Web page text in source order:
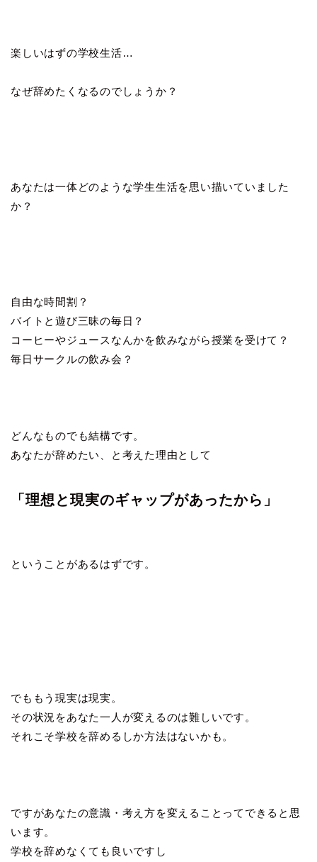
楽しいはずの学校生活…
なぜ辞めたくなるのでしょうか？
あなたは一体どのような学生生活を思い描いていました
か？
自由な時間割？
バイトと遊び三昧の毎日？
コーヒーやジュースなんかを飲みながら授業を受けて？
毎日サークルの飲み会？
どんなものでも結構です。
あなたが辞めたい、と考えた理由として
「理想と現実のギャップがあったから」
ということがあるはずです。
でももう現実は現実。
その状況をあなた一人が変えるのは難しいです。
それこそ学校を辞めるしか方法はないかも。
ですがあなたの意識・考え方を変えることってできると思
います。
学校を辞めなくても良いですし